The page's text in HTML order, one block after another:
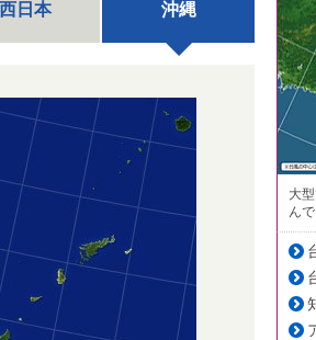
西日本 沖縄
大
ん